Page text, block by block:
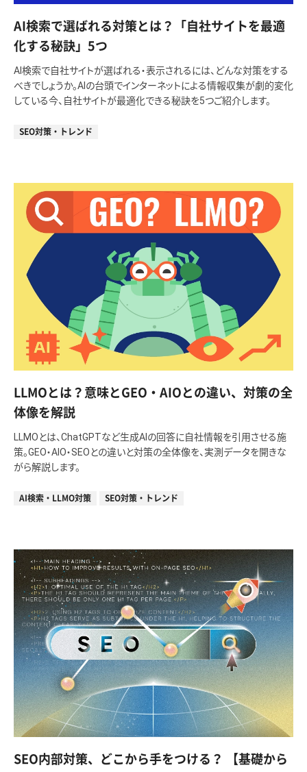
AI検索で選ばれる対策とは？「自社サイトを最適
化する秘訣」5つ
AI検索で自社サイトが選ばれる・表示されるには、どんな対策をする
べきでしょうか。AIの台頭でインターネットによる情報収集が劇的変化
している今、自社サイトが最適化できる秘訣を5つご紹介します。
SEO対策・トレンド
LLMOとは？意味とGEO・AIOとの違い、対策の全
体像を解説
LLMOとは、ChatGPTなど生成AIの回答に自社情報を引用させる施
策。GEO・AIO・SEOとの違いと対策の全体像を、実測データを開きな
がら解説します。
AI検索・LLMO対策 SEO対策・トレンド
SEO内部対策、どこから手をつける？ 【基礎から